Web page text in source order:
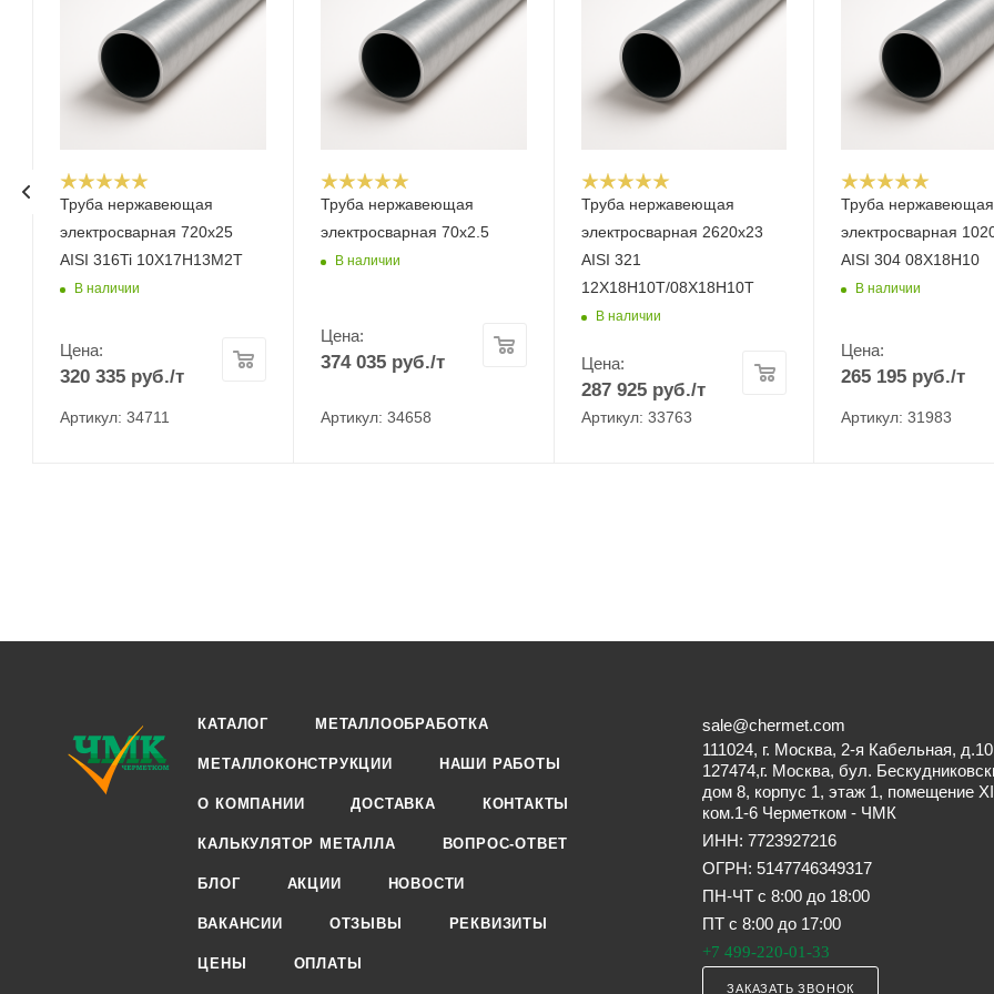
Труба нержавеющая
электросварная 720х25
AISI 316Ti 10Х17Н13М2Т
В наличии
Цена:
320 335 руб./т
Артикул: 34711
Труба нержавеющая
электросварная 70х2.5
В наличии
Цена:
374 035руб./т
Артикул: 34658
Труба нержавеющая
электросварная 2620х23
AISI 321
12Х18Н10Т/08Х18Н10Т
В наличии
Цена:
287 925руб./т
Артикул: 33763
Труба нержавеющая
электросварная
AISI 304 08Х18Н10
В наличии
Цена:
265 195 руб./т
Артикул: 31983
КАТАЛОГ МЕТАЛЛООБРАБОТКА
МЕТАЛЛОКОНСТРУКЦИИ НАШИ РАБОТЫ
О КОМПАНИИ ДОСТАВКА КОНТАКТЫ
КАЛЬКУЛЯТОР МЕТАЛЛА ВОПРОС-ОТВЕТ
БЛОГ АКЦИИ НОВОСТИ
ВАКАНСИИ ОТЗЫВЫ РЕКВИЗИТЫ
ЦЕНЫ ОПЛАТЫ
sale@chermet.com
111024, г. Москва, 2-я Кабельная, д.10
127474,г. Москва, бул.
дом 8, корпус 1, этаж 1, помещение
ком.1-6 Черметком - ЧМК
ИНН: 7723927216
ОГРН: 5147746349317
ПН-ЧТ с 8:00 до 18:00
ПТ с 8:00 до 17:00
+7 499-220-01-33
ЗАКАЗАТЬ ЗВОНОК